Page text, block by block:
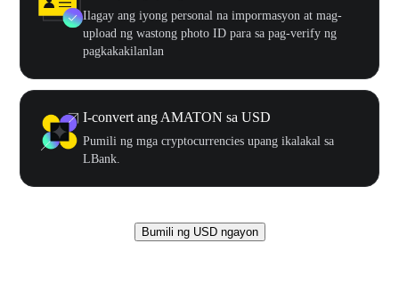
Ilagay ang iyong personal na impormasyon at mag-
upload ng wastong photo ID para sa pag-verify ng
pagkakakilanlan
I-convert ang AMATON sa USD
Pumili ng mga cryptocurrencies upang ikalakal sa
LBank.
Bumili ng USD ngayon